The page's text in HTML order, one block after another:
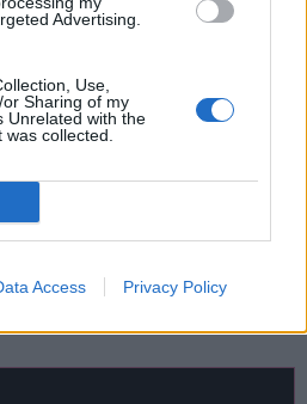
Advertising.
Use,
Sharing of my
Unrelated with the
collected.
Access Privacy Policy
grandi emozioni con